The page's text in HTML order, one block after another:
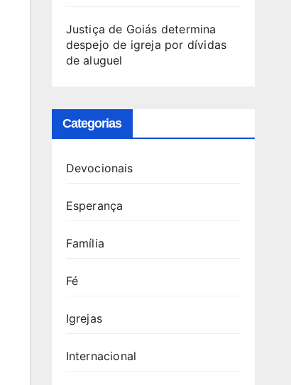
Justiça de Goiás determina
despejo de igreja por dívidas
de aluguel
Categorias
Devocionais
Esperança
Família
Fé
Igrejas
Internacional